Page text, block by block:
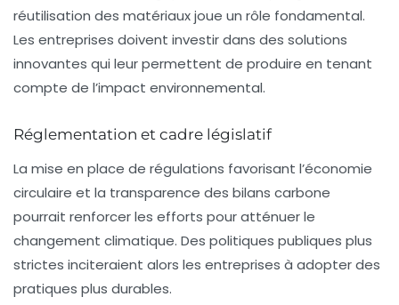
réutilisation des matériaux joue un rôle fondamental.
Les entreprises doivent investir dans des solutions
innovantes qui leur permettent de produire en tenant
compte de l’impact environnemental.
Réglementation et cadre législatif
La mise en place de régulations favorisant l’économie
circulaire et la transparence des bilans carbone
pourrait renforcer les efforts pour atténuer le
changement climatique. Des politiques publiques plus
strictes inciteraient alors les entreprises à adopter des
pratiques plus durables.